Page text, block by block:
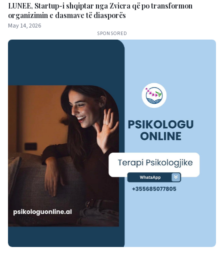
LUNEE, Startup-i shqiptar nga Zvicra që po transformon
organizimin e dasmave të diasporës
May 14, 2026
SPONSORED